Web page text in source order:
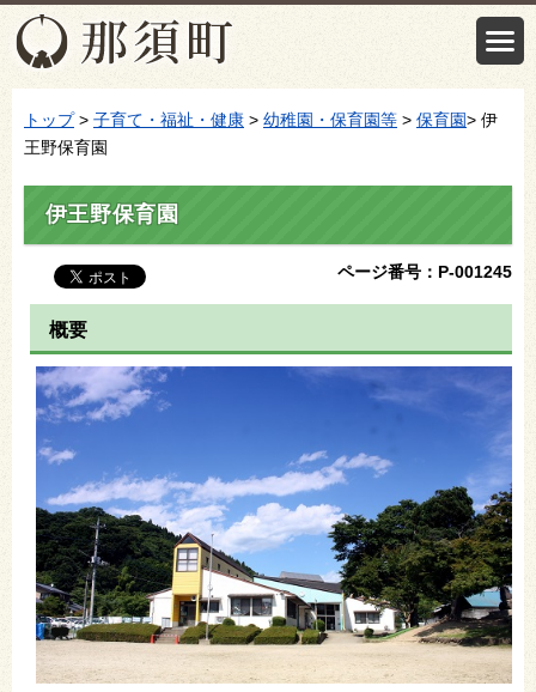
トップ> 子育て・福祉・健康 > 幼稚園・保育園等 > 保育園> 伊
王野保育園
伊王野保育園
ページ番号：P-001245
概要